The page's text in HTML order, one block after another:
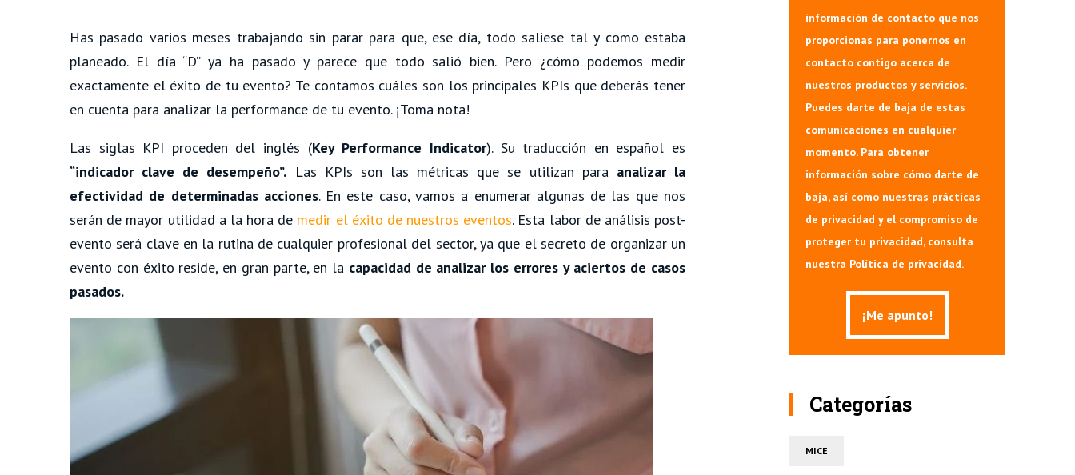
Has pasado varios meses trabajando sin parar para que, ese día, todo saliese tal y como estaba
planeado. El día “D” ya ha pasado y parece que todo salió bien. Pero ¿cómo podemos medir
exactamente el éxito de tu evento? Te contamos cuáles son los principales KPIs que deberás tener
en cuenta para analizar la performance de tu evento. ¡Toma nota!
Las siglas KPI proceden del inglés (Key Performance Indicator). Su traducción en español es
“indicador clave de desempeño”. Las KPIs son las métricas que se utilizan para analizar la
efectividad de determinadas acciones. En este caso, vamos a enumerar algunas de las que nos
serán de mayor utilidad a la hora de medir el éxito de nuestros eventos. Esta labor de análisis post-
evento será clave en la rutina de cualquier profesional del sector, ya que el secreto de organizar un
evento con éxito reside, en gran parte, en la capacidad de analizar los errores y aciertos de casos
pasados.
información de contacto que nos
proporcionas para ponernos en
contacto contigo acerca de
nuestros productos y servicios.
Puedes darte de baja de estas
comunicaciones en cualquier
momento. Para obtener
información sobre cómo darte de
baja, así como nuestras prácticas
de privacidad y el compromiso de
proteger tu privacidad, consulta
nuestra Política de privacidad.
Categorías
MICE